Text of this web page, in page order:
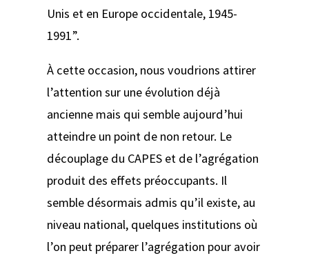
Unis et en Europe occidentale, 1945-
1991”.
À cette occasion, nous voudrions attirer
l’attention sur une évolution déjà
ancienne mais qui semble aujourd’hui
atteindre un point de non retour. Le
découplage du CAPES et de l’agrégation
produit des effets préoccupants. Il
semble désormais admis qu’il existe, au
niveau national, quelques institutions où
l’on peut préparer l’agrégation pour avoir